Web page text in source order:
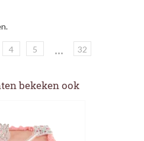
4 5 ... 32
bekeken ook